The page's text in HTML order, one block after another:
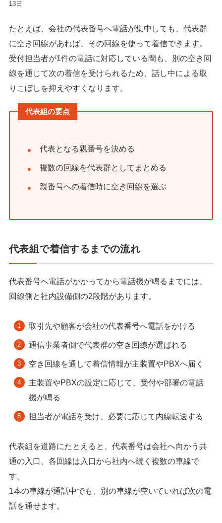
13日
たとえば、会社の代表番号へ電話が集中しても、代表群
に空き回線があれば、その回線を使って着信できます。
受付担当者が1件の電話に対応している間も、別の空き回
線を通じて次の着信を受けられるため、話し中による取
りこぼしを抑えやすくなります。
代表組の要点
代表となる親番号を決める
複数の回線を代表群としてまとめる
親番号への着信時に空き回線を選ぶ
代表組で着信するまでの流れ
代表番号へ電話がかかってから電話機が鳴るまでには、
回線側と社内設備側の2段階があります。
取引先や顧客が会社の代表番号へ電話をかける
通信事業者側で代表群の空き回線が選ばれる
空き回線を通して着信情報が主装置やPBXへ届く
主装置やPBXの設定に応じて、受付や部署の電話
機が鳴る
担当者が電話を受け、必要に応じて内線転送する
代表組を道路にたとえると、代表番号は会社へ向かう共
通の入口、各回線は入口から社内へ続く複数の車線で
す。
1本の車線が通話中でも、別の車線が空いていれば次の電
話を通せます。